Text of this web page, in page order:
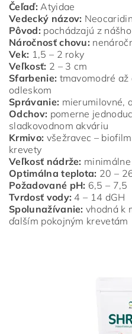
Čeľaď: Atyidae
Vedecký názov:
Pôvod: pochádzajú z
Náročnosť chovu:
Vek: 1,5 – 2 roky
Veľkosť: 2 – 3 cm
Sfarbenie: tmavomodré
odleskom
Správanie: mierumilovné,
Odchov: pomerne
sladkovodnom akváriu
Krmivo: všežravec –
krevety
Veľkosť nádrže:
Optimálna teplota: 20 –
Požadované pH: 6,5 – 7,5
Tvrdosť vody: 4 – 14 dGH
Spolunažívanie: vhodná k
ďalším pokojným krevetám